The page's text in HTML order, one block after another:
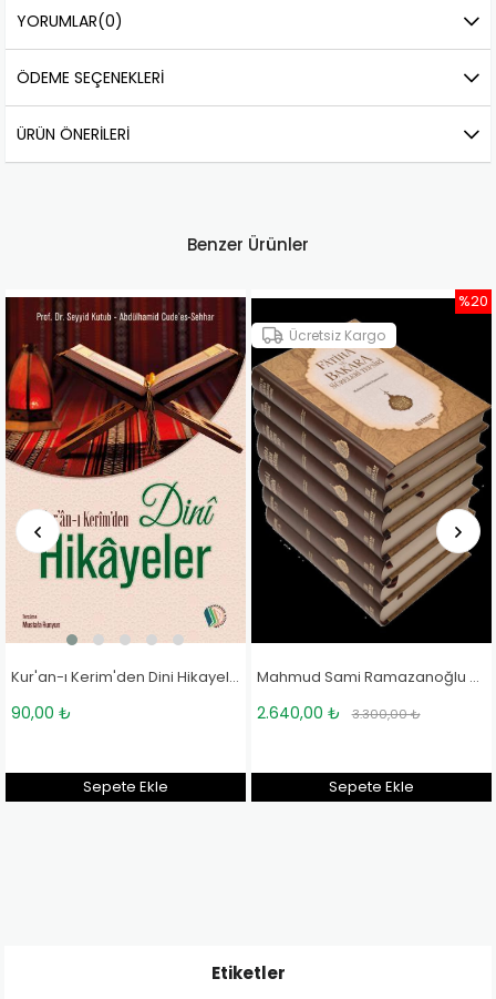
YORUMLAR(0)
ÖDEME SEÇENEKLERI
ÜRÜN ÖNERILERI
Benzer Ürünler
Kur'an-ı Kerim'den Dini Hikayeler - Prof. Dr. Seyyid Kutub, Abdülhamid Cude'es Sehhar
2.640,00 ₺
Sepete Ekle
%20
Ücretsiz Kargo
3.200,00 ₺ 4.000,00 ₺
Sepete Ekle
Ücretsiz Kargo
Etiketler